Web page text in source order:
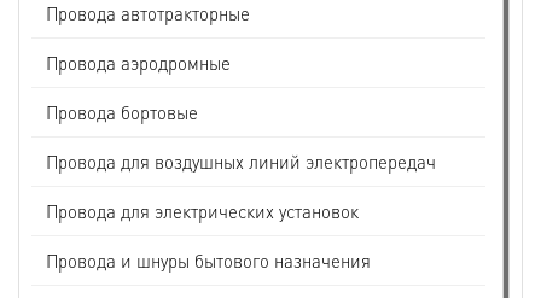
Провода автотракторные
Провода аэродромные
Провода бортовые
Провода для воздушных линий электропередач
Провода для электрических установок
Провода и шнуры бытового назначения